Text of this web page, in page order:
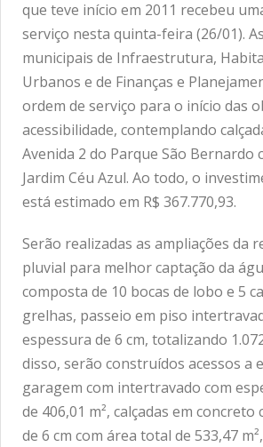
que teve início em 2011 recebeu
serviço nesta quinta-feira (26/01).
municipais de Infraestrutura,
Urbanos e de Finanças e
ordem de serviço para o início das
acessibilidade, contemplando
Avenida 2 do Parque São Bernardo
Jardim Céu Azul. Ao todo, o
está estimado em R$ 367.770,93.
Serão realizadas as ampliações da
pluvial para melhor captação da
composta de 10 bocas de lobo e 5
grelhas, passeio em piso
espessura de 6 cm, totalizando
disso, serão construídos acessos a
garagem com intertravado com
de 406,01 m², calçadas em concreto
de 6 cm com área total de 533,47